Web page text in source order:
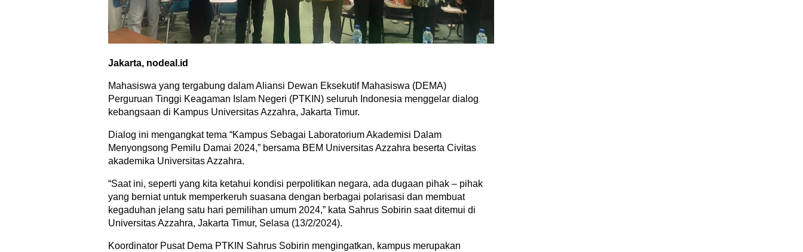
Jakarta, nodeal.id
Mahasiswa yang tergabung dalam Aliansi Dewan Eksekutif Mahasiswa (DEMA)
Perguruan Tinggi Keagaman Islam Negeri (PTKIN) seluruh Indonesia menggelar dialog
kebangsaan di Kampus Universitas Azzahra, Jakarta Timur.
Dialog ini mengangkat tema “Kampus Sebagai Laboratorium Akademisi Dalam
Menyongsong Pemilu Damai 2024,” bersama BEM Universitas Azzahra beserta Civitas
akademika Universitas Azzahra.
“Saat ini, seperti yang kita ketahui kondisi perpolitikan negara, ada dugaan pihak – pihak
yang berniat untuk memperkeruh suasana dengan berbagai polarisasi dan membuat
kegaduhan jelang satu hari pemilihan umum 2024,” kata Sahrus Sobirin saat ditemui di
Universitas Azzahra, Jakarta Timur, Selasa (13/2/2024).
Koordinator Pusat Dema PTKIN Sahrus Sobirin mengingatkan, kampus merupakan